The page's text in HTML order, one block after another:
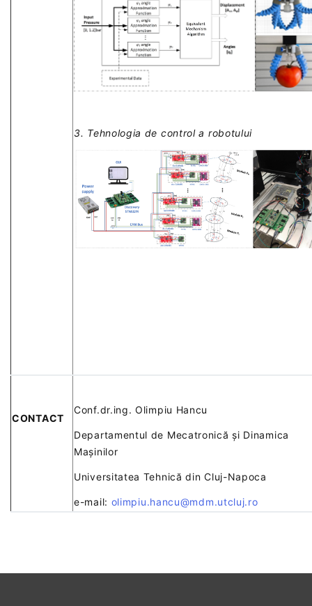
3. Tehnologia de control a robotului
CONTACT
Conf.dr.ing. Olimpiu Hancu
Departamentul de Mecatronică și Dinamica
Mașinilor
Universitatea Tehnică din Cluj-Napoca
e-mail: olimpiu.hancu@mdm.utcluj.ro